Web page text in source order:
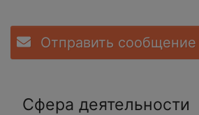
Отправить сообщение
Сфера деятельности